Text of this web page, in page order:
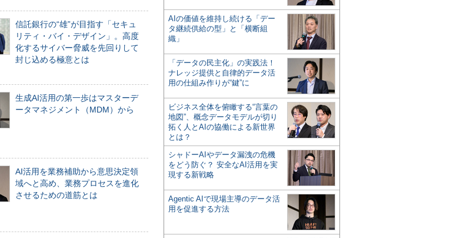
信託銀行の“雄”が目指す「セキュ
リティ・バイ・デザイン」。高度
化するサイバー脅威を先回りして
封じ込める極意とは
生成AI活用の第一歩はマスターデ
ータマネジメント（MDM）から
AI活用を業務補助から意思決定領
域へと高め、業務プロセスを進化
させるための道筋とは
AIの価値を維持し続ける「デー
タ継続供給の型」と「横断組
織」
「データの民主化」の実践法！
ナレッジ提供と自律的データ活
用の仕組み作りが“鍵”に
ビジネス全体を俯瞰する“言葉の
地図”、概念データモデルが切り
拓く人とAIの協働による新世界
とは？
シャドーAIやデータ漏洩の危機
をどう防ぐ？ 安全なAI活用を実
現する新戦略
Agentic AIで現場主導のデータ活
用を促進する方法